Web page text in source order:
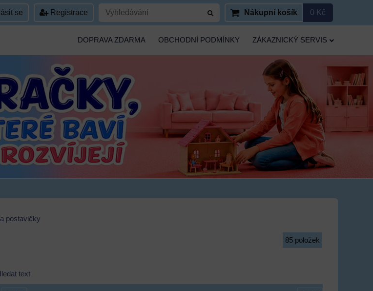
se Registrace Nákupní košík 0 Kč
DOPRAVA ZDARMA OBCHODNÍ PODMÍNKY ZÁKAZNICKÝ SERVIS
postavičky
85 položek
text